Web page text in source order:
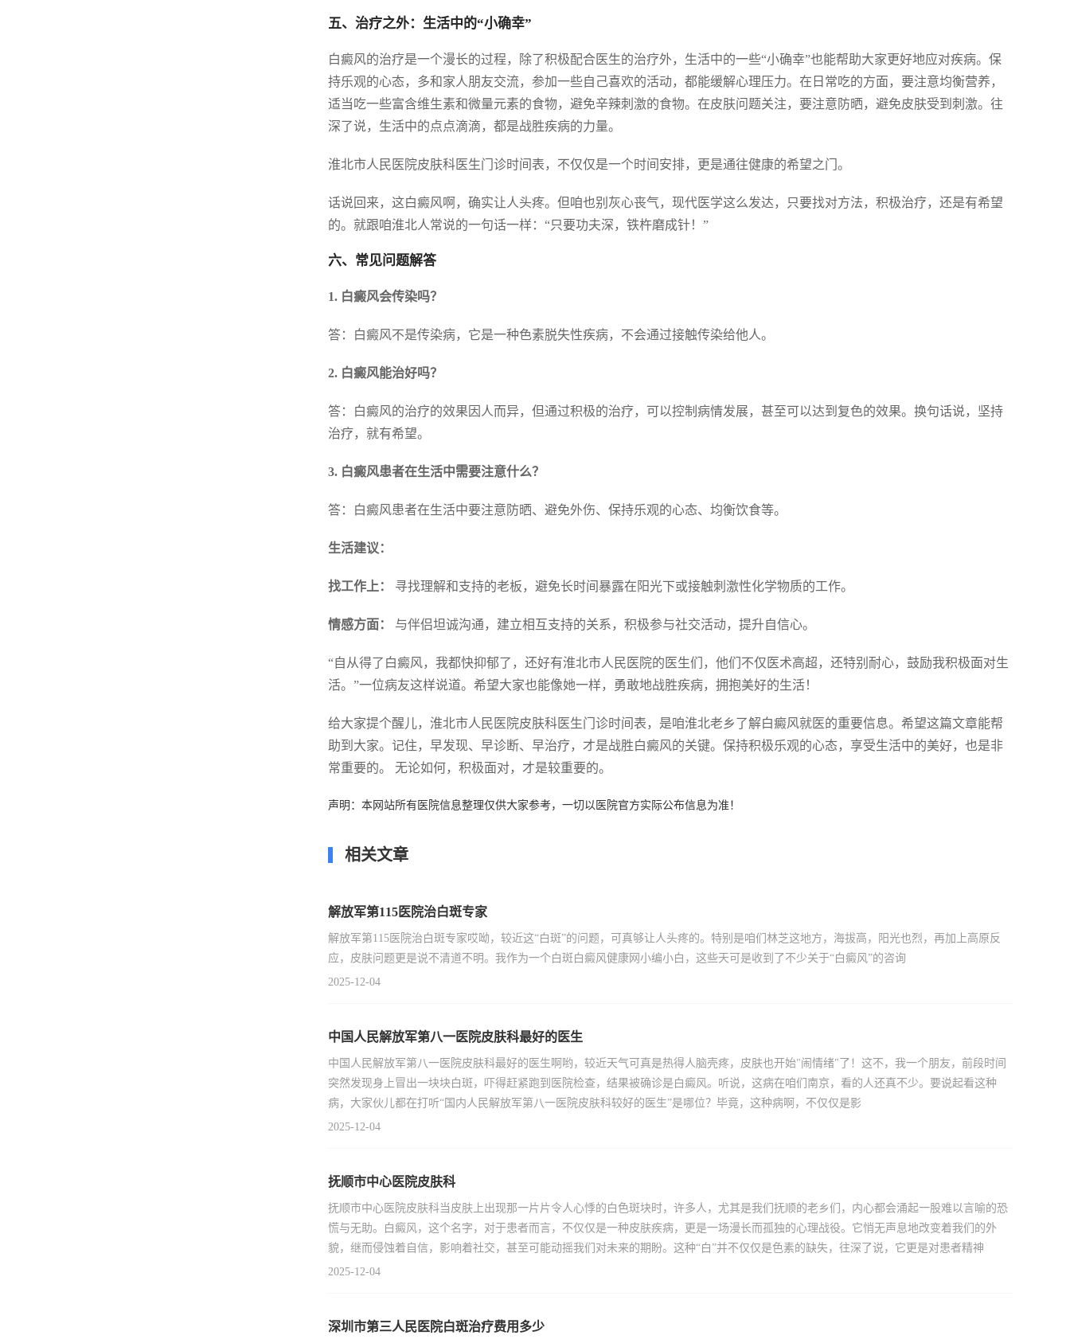
五、治疗之外：生活中的“小确幸”
白癜风的治疗是一个漫长的过程，除了积极配合医生的治疗外，生活中的一些“小确幸”也能帮助大家更好地应对疾病。保
持乐观的心态，多和家人朋友交流，参加一些自己喜欢的活动，都能缓解心理压力。在日常吃的方面，要注意均衡营养，
适当吃一些富含维生素和微量元素的食物，避免辛辣刺激的食物。在皮肤问题关注，要注意防晒，避免皮肤受到刺激。往
深了说，生活中的点点滴滴，都是战胜疾病的力量。
淮北市人民医院皮肤科医生门诊时间表，不仅仅是一个时间安排，更是通往健康的希望之门。
话说回来，这白癜风啊，确实让人头疼。但咱也别灰心丧气，现代医学这么发达，只要找对方法，积极治疗，还是有希望
的。就跟咱淮北人常说的一句话一样：“只要功夫深，铁杵磨成针！”
六、常见问题解答
1. 白癜风会传染吗？
答：白癜风不是传染病，它是一种色素脱失性疾病，不会通过接触传染给他人。
2. 白癜风能治好吗？
答：白癜风的治疗的效果因人而异，但通过积极的治疗，可以控制病情发展，甚至可以达到复色的效果。换句话说，坚持
治疗，就有希望。
3. 白癜风患者在生活中需要注意什么？
答：白癜风患者在生活中要注意防晒、避免外伤、保持乐观的心态、均衡饮食等。
生活建议：
找工作上： 寻找理解和支持的老板，避免长时间暴露在阳光下或接触刺激性化学物质的工作。
情感方面： 与伴侣坦诚沟通，建立相互支持的关系，积极参与社交活动，提升自信心。
“自从得了白癜风，我都快抑郁了，还好有淮北市人民医院的医生们，他们不仅医术高超，还特别耐心，鼓励我积极面对生
活。”一位病友这样说道。希望大家也能像她一样，勇敢地战胜疾病，拥抱美好的生活！
给大家提个醒儿，淮北市人民医院皮肤科医生门诊时间表，是咱淮北老乡了解白癜风就医的重要信息。希望这篇文章能帮
助到大家。记住，早发现、早诊断、早治疗，才是战胜白癜风的关键。保持积极乐观的心态，享受生活中的美好，也是非
常重要的。 无论如何，积极面对，才是较重要的。
声明：本网站所有医院信息整理仅供大家参考，一切以医院官方实际公布信息为准！
相关文章
解放军第115医院治白斑专家
解放军第115医院治白斑专家哎呦，较近这“白斑”的问题，可真够让人头疼的。特别是咱们林芝这地方，海拔高，阳光也烈，再加上高原反
应，皮肤问题更是说不清道不明。我作为一个白斑白癜风健康网小编小白，这些天可是收到了不少关于“白癜风”的咨询
2025-12-04
中国人民解放军第八一医院皮肤科最好的医生
中国人民解放军第八一医院皮肤科最好的医生啊哟，较近天气可真是热得人脑壳疼，皮肤也开始"闹情绪"了！这不，我一个朋友，前段时间
突然发现身上冒出一块块白斑，吓得赶紧跑到医院检查，结果被确诊是白癜风。听说，这病在咱们南京，看的人还真不少。要说起看这种
病，大家伙儿都在打听“国内人民解放军第八一医院皮肤科较好的医生”是哪位？毕竟，这种病啊，不仅仅是影
2025-12-04
抚顺市中心医院皮肤科
抚顺市中心医院皮肤科当皮肤上出现那一片片令人心悸的白色斑块时，许多人，尤其是我们抚顺的老乡们，内心都会涌起一股难以言喻的恐
慌与无助。白癜风，这个名字，对于患者而言，不仅仅是一种皮肤疾病，更是一场漫长而孤独的心理战役。它悄无声息地改变着我们的外
貌，继而侵蚀着自信，影响着社交，甚至可能动摇我们对未来的期盼。这种“白”并不仅仅是色素的缺失，往深了说，它更是对患者精神
2025-12-04
深圳市第三人民医院白斑治疗费用多少